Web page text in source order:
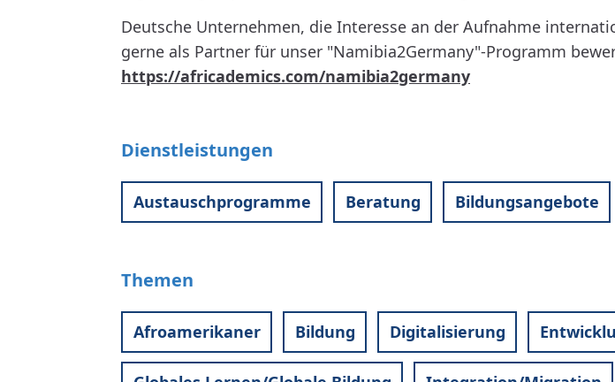
Deutsche Unternehmen, die Interesse an der Aufnahme
gerne als Partner für unser "Namibia2Germany"-Programm
https://africademics.com/namibia2germany
Dienstleistungen
Austauschprogramme Beratung Bildungsangebote
Themen
Afroamerikaner Bildung Digitalisierung